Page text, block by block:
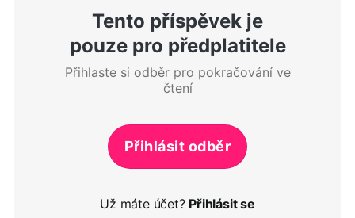
Tento příspěvek je
pouze pro předplatitele
Přihlaste si odběr pro pokračování ve
čtení
Přihlásit odběr
Už máte účet? Přihlásit se